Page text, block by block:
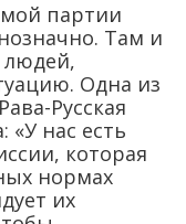
партии
Там и
людей,
Одна из
Русская
«У нас есть
которая
нормах
их